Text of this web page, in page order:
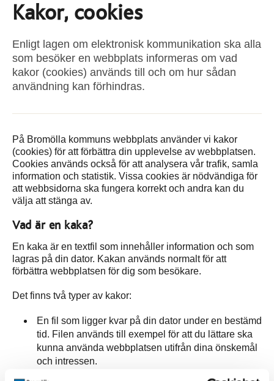
Kakor, cookies
Enligt lagen om elektronisk kommunikation ska alla
som besöker en webbplats informeras om vad
kakor (cookies) används till och om hur sådan
användning kan förhindras.
På Bromölla kommuns webbplats använder vi kakor
(cookies) för att förbättra din upplevelse av webbplatsen.
Cookies används också för att analysera vår trafik, samla
information och statistik. Vissa cookies är nödvändiga för
att webbsidorna ska fungera korrekt och andra kan du
välja att stänga av.
Vad är en kaka?
En kaka är en textfil som innehåller information och som
lagras på din dator. Kakan används normalt för att
förbättra webbplatsen för dig som besökare.
Det finns två typer av kakor:
En fil som ligger kvar på din dator under en bestämd
tid. Filen används till exempel för att du lättare ska
kunna använda webbplatsen utifrån dina önskemål
och intressen.